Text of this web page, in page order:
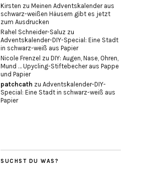
Kirsten zu Meinen Adventskalender aus
schwarz-weißen Häusern gibt es jetzt
zum Ausdrucken
Rahel Schneider-Saluz zu
Adventskalender-DIY-Special: Eine Stadt
in schwarz-weiß aus Papier
Nicole Frenzel zu DIY: Augen, Nase, Ohren,
Mund … Upycling-Stiftebecher aus Pappe
und Papier
patchcath zu Adventskalender-DIY-
Special: Eine Stadt in schwarz-weiß aus
Papier
SUCHST DU WAS?